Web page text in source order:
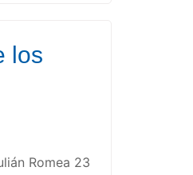
los
Romea 23